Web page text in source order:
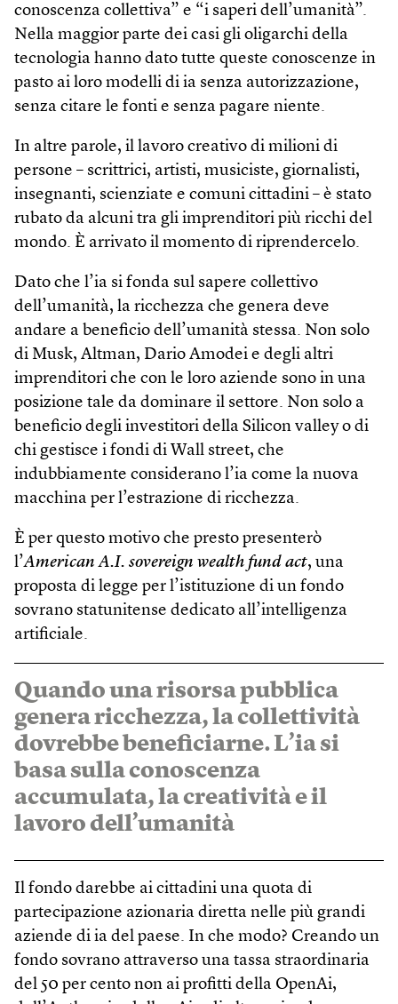
conoscenza collettiva” e “i saperi dell’umanità”.
Nella maggior parte dei casi gli oligarchi della
tecnologia hanno dato tutte queste conoscenze in
pasto ai loro modelli di ia senza autorizzazione,
senza citare le fonti e senza pagare niente.
In altre parole, il lavoro creativo di milioni di
persone – scrittrici, artisti, musiciste, giornalisti,
insegnanti, scienziate e comuni cittadini – è stato
rubato da alcuni tra gli imprenditori più ricchi del
mondo. È arrivato il momento di riprendercelo.
Dato che l’ia si fonda sul sapere collettivo
dell’umanità, la ricchezza che genera deve
andare a beneficio dell’umanità stessa. Non solo
di Musk, Altman, Dario Amodei e degli altri
imprenditori che con le loro aziende sono in una
posizione tale da dominare il settore. Non solo a
beneficio degli investitori della Silicon valley o di
chi gestisce i fondi di Wall street, che
indubbiamente considerano l’ia come la nuova
macchina per l’estrazione di ricchezza.
È per questo motivo che presto presenterò
l’American A.I. sovereign wealth fund act, una
proposta di legge per l’istituzione di un fondo
sovrano statunitense dedicato all’intelligenza
artificiale.
Quando una risorsa pubblica
genera ricchezza, la collettività
dovrebbe beneficiarne. L’ia si
basa sulla conoscenza
accumulata, la creatività e il
lavoro dell’umanità
Il fondo darebbe ai cittadini una quota di
partecipazione azionaria diretta nelle più grandi
aziende di ia del paese. In che modo? Creando un
fondo sovrano attraverso una tassa straordinaria
del 50 per cento non ai profitti della OpenAi,